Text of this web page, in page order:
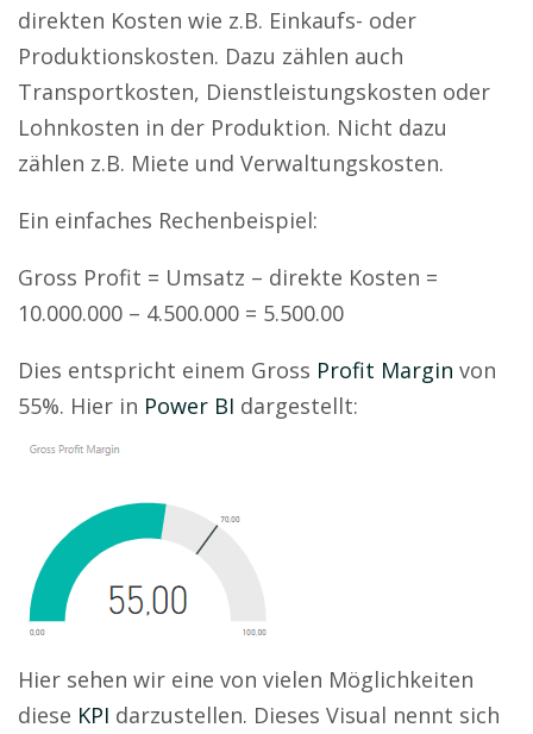
direkten Kosten wie z.B. Einkaufs- oder
Produktionskosten. Dazu zählen auch
Transportkosten, Dienstleistungskosten oder
Lohnkosten in der Produktion. Nicht dazu
zählen z.B. Miete und Verwaltungskosten.
Ein einfaches Rechenbeispiel:
Gross Profit = Umsatz – direkte Kosten =
10.000.000 – 4.500.000 = 5.500.00
Dies entspricht einem Gross Profit Margin von
55%. Hier in Power BI dargestellt:
Hier sehen wir eine von vielen Möglichkeiten
diese KPI darzustellen. Dieses Visual nennt sich